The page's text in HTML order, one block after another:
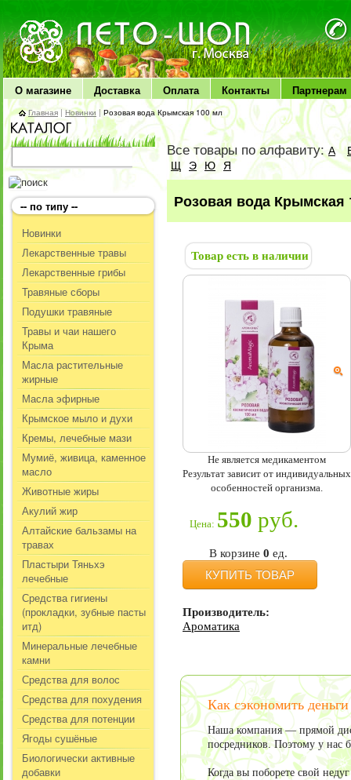
ЛЕТО чудо здоровья
О магазине Доставка Оплата Контакты Партнерам
Главная | Новинки | Розовая вода Крымская 100 мл
-- по типу --
Новинки
Лекарственные травы
Лекарственные грибы
Травяные сборы
Подушки травяные
Травы и чаи нашего
Крыма
Масла растительные
жирные
Масла эфирные
Крымское мыло и духи
Кремы, лечебные мази
Мумиё, живица, каменное
масло
Животные жиры
Акулий жир
Алтайские бальзамы на
травах
Пластыри Тяньхэ
лечебные
Средства гигиены
(прокладки, зубные пасты
итд)
Минеральные лечебные
камни
Средства для волос
Средства для похудения
Средства для потенции
Ягоды сушёные
Биологически активные
добавки
Все товары по алфавиту:А
Щ Э Ю Я
Розовая вода Крымская
Товар есть в наличии
Не является медикаментом
Результат зависит от индивидуальных
особенностей организма.
Цена: 550 руб.
В корзине 0 ед.
КУПИТЬ ТОВАР
Производитель:
Ароматика
Как сэкономить
Наша компания — прямой
посредников. Поэтому у нас
Когда вы поборете свой